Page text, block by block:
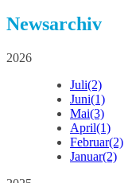
Newsarchiv
2026
Juli(2)
Juni(1)
Mai(3)
April(1)
Februar(2)
Januar(2)